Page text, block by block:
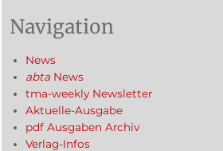
Navigation
News
abta News
tma-weekly Newsletter
Aktuelle-Ausgabe
pdf Ausgaben Archiv
Verlag-Infos